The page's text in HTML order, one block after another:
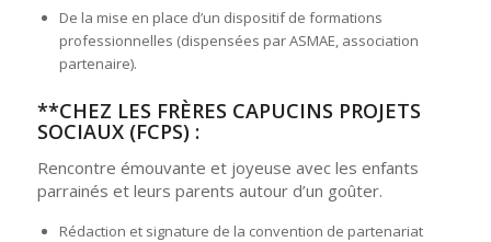
De la mise en place d’un dispositif de formations
professionnelles (dispensées par ASMAE, association
partenaire).
**CHEZ LES FRÈRES CAPUCINS PROJETS
SOCIAUX (FCPS) :
Rencontre émouvante et joyeuse avec les enfants
parrainés et leurs parents autour d’un goûter.
Rédaction et signature de la convention de partenariat